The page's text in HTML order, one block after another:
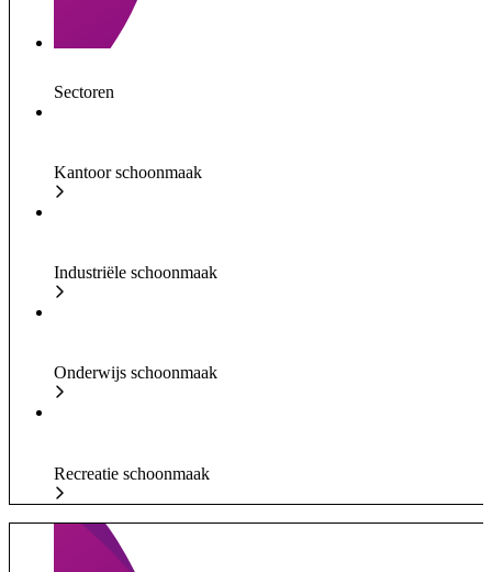
Sectoren
Kantoor schoonmaak
Industriële schoonmaak
Onderwijs schoonmaak
Recreatie schoonmaak